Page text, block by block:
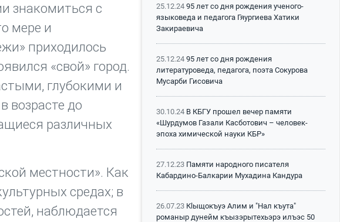
знакомиться с
мере и
приходилось
«свой» город.
глубокими и
возрасте до
различных
местности». Как
средах; в
наблюдается
25.12.24 95 лет со дня рождения ученого-
языковеда и педагога Гяургиева Хатики
Закираевича
25.12.24 95 лет со дня рождения
литературоведа, педагога, поэта Сокурова
Мусарби Гисовича
30.10.24 В КБГУ прошел вечер памяти
«Шурдумов Газали Касботович – человек-
эпоха химической науки КБР»
27.12.23 Памяти народного писателя
Кабардино-Балкарии Мухадина Кандура
26.07.23 Кlыщокъуэ Алим и "Нал къута"
романыр дунейм къызэрытехьэрэ илъэс 50